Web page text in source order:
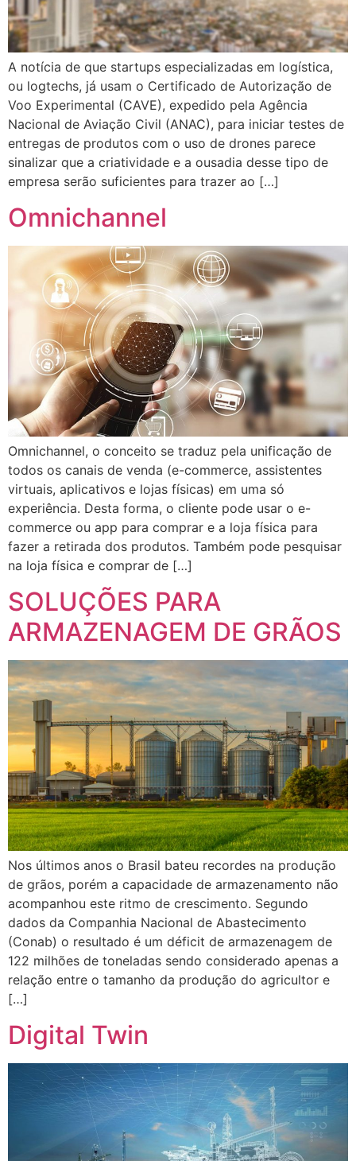
A notícia de que startups especializadas em logística,
ou logtechs, já usam o Certificado de Autorização de
Voo Experimental (CAVE), expedido pela Agência
Nacional de Aviação Civil (ANAC), para iniciar testes de
entregas de produtos com o uso de drones parece
sinalizar que a criatividade e a ousadia desse tipo de
empresa serão suficientes para trazer ao […]
Omnichannel
Omnichannel, o conceito se traduz pela unificação de
todos os canais de venda (e-commerce, assistentes
virtuais, aplicativos e lojas físicas) em uma só
experiência. Desta forma, o cliente pode usar o e-
commerce ou app para comprar e a loja física para
fazer a retirada dos produtos. Também pode pesquisar
na loja física e comprar de […]
SOLUÇÕES PARA
ARMAZENAGEM DE GRÃOS
Nos últimos anos o Brasil bateu recordes na produção
de grãos, porém a capacidade de armazenamento não
acompanhou este ritmo de crescimento. Segundo
dados da Companhia Nacional de Abastecimento
(Conab) o resultado é um déficit de armazenagem de
122 milhões de toneladas sendo considerado apenas a
relação entre o tamanho da produção do agricultor e
[…]
Digital Twin